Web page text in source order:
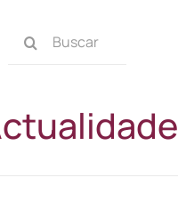
Search